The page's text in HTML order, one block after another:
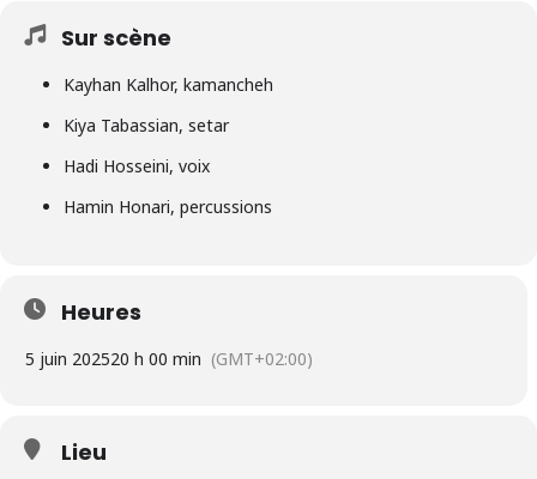
Sur scène
Kayhan Kalhor, kamancheh
Kiya Tabassian, setar
Hadi Hosseini, voix
Hamin Honari, percussions
Heures
5 juin 202520 h 00 min (GMT+02:00)
Lieu